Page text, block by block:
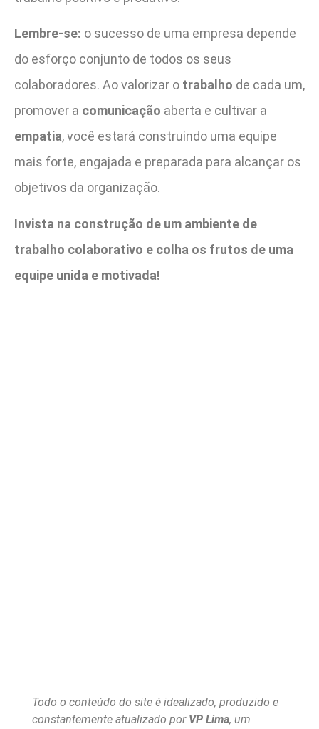
Lembre-se: o sucesso de uma empresa depende
do esforço conjunto de todos os seus
colaboradores. Ao valorizar o trabalho de cada um,
promover a comunicação aberta e cultivar a
empatia, você estará construindo uma equipe
mais forte, engajada e preparada para alcançar os
objetivos da organização.
Invista na construção de um ambiente de
trabalho colaborativo e colha os frutos de uma
equipe unida e motivada!
Todo o conteúdo do site é idealizado, produzido e
constantemente atualizado por VP Lima, um